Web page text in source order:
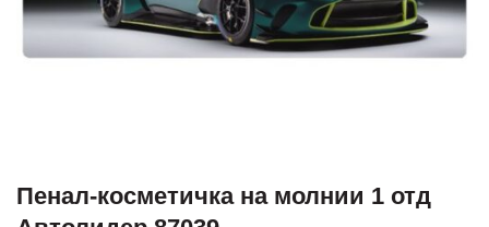
Пенал-косметичка на молнии 1 отд